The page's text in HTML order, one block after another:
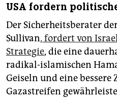
USA fordern
Der Sicherheitsberater
Sullivan, fordert von
Strategie, die eine
radikal-islamischen
Geiseln und eine
Gazastreifen